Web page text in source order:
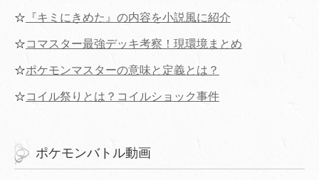
☆ 『キミにきめた』の内容を小説風に紹介
☆コマスター最強デッキ考察！現環境まとめ
☆ポケモンマスターの意味と定義とは？
☆コイル祭りとは？コイルショック事件
ポケモンバトル動画